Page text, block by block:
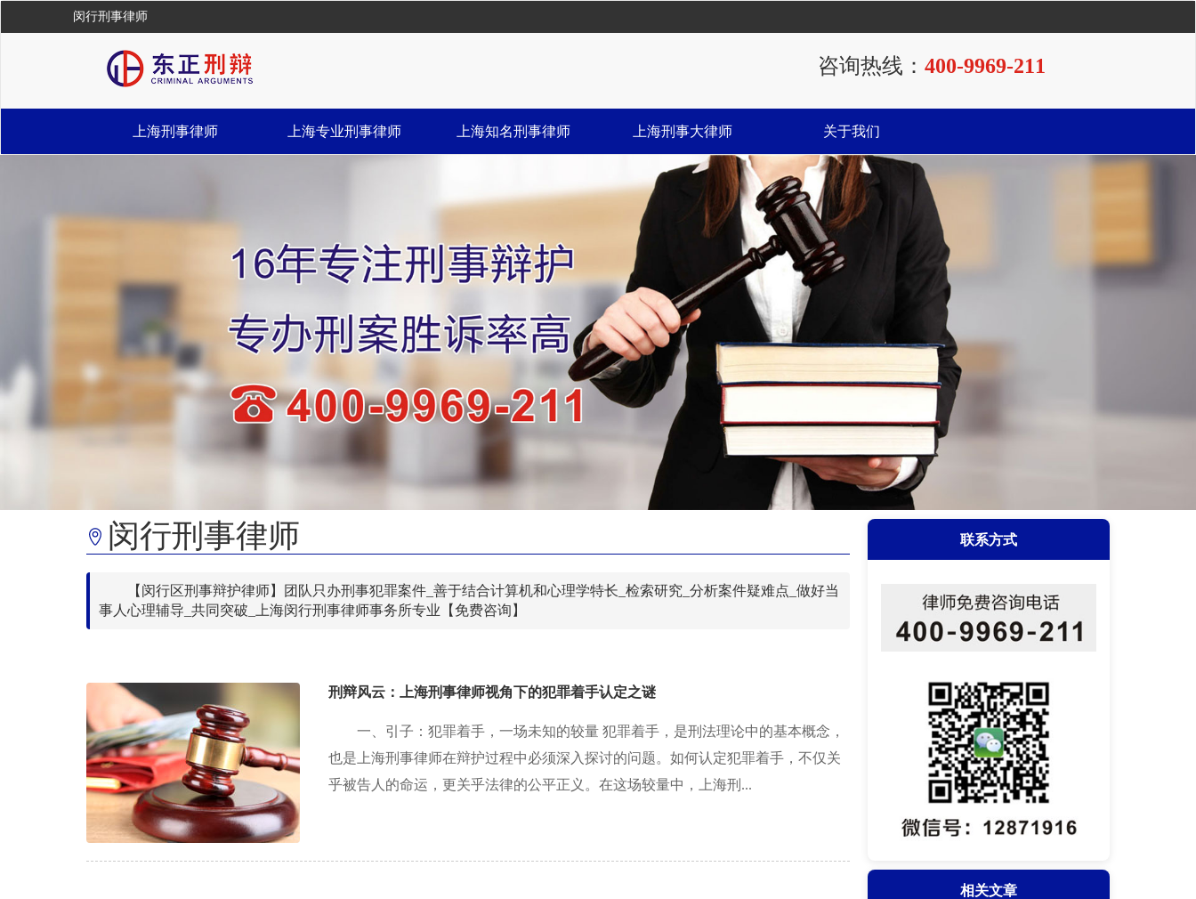
闵行刑事律师
咨询热线： 400-9969-211
上海刑事律师 上海专业刑事律师 上海知名刑事律师 上海刑事大律师 关于我们
闵行刑事律师
【闵行区刑事辩护律师】团队只办刑事犯罪案件_善于结合计算机和心理学特长_检索研究_分析案件疑难点_做好当
事人心理辅导_共同突破_上海闵行刑事律师事务所专业【免费咨询】
刑辩风云：上海刑事律师视角下的犯罪着手认定之谜
一、引子：犯罪着手，一场未知的较量 犯罪着手，是刑法理论中的基本概念，
也是上海刑事律师在辩护过程中必须深入探讨的问题。如何认定犯罪着手，不仅关
乎被告人的命运，更关乎法律的公平正义。在这场较量中，上海刑...
联系方式
相关文章